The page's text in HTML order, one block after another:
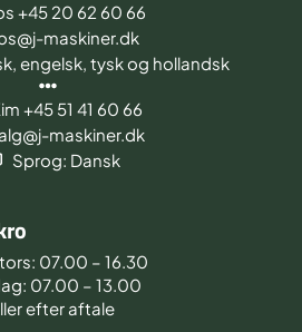
+45 20 62 60 66
maskiner.dk
engelsk, tysk og hollandsk
+45 51 41 60 66
maskiner.dk
Sprog: Dansk
07.00 – 16.30
07.00 – 13.00
efter aftale